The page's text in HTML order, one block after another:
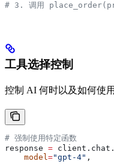
# 3. 调用
工具选择控制
控制 AI 何时以及如何使
# 强制使用特定函数
response =
    model
="gpt-4" ,